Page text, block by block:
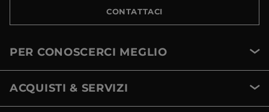
CONTATTACI
PER CONOSCERCI MEGLIO
ACQUISTI & SERVIZI